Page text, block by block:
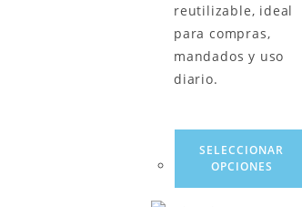
reutilizable, ideal
para compras,
mandados y uso
diario.
SELECCIONAR
OPCIONES